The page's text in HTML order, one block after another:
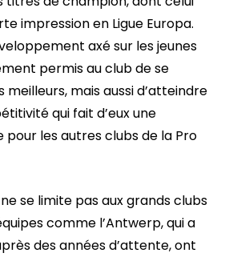
impression en Ligue Europa.
axé sur les jeunes
permis au club de se
mais aussi d’atteindre
qui fait d’eux une
les autres clubs de la Pro
se limite pas aux grands clubs
comme l’Antwerp, qui a
des années d’attente, ont